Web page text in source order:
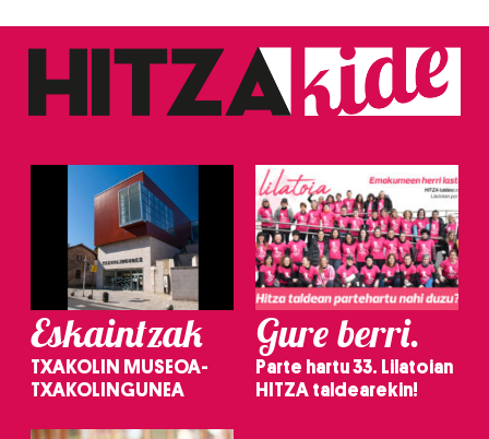
Eskaintzak
TXAKOLIN MUSEOA-
TXAKOLINGUNEA
Gure berri.
Parte hartu 33. Lilatoian
HITZA taldearekin!